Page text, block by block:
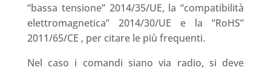
“bassa tensione” 2014/35/UE, la “compatibilità
elettromagnetica” 2014/30/UE e la “RoHS”
2011/65/CE , per citare le più frequenti.
Nel caso i comandi siano via radio, si deve